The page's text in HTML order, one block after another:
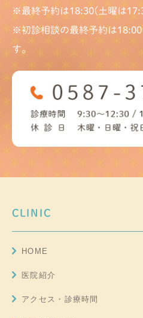
※最終予約は18:30(土曜は
※初診相談の最終予約は
す。
CLINIC
HOME
医院紹介
アクセス・診療時間